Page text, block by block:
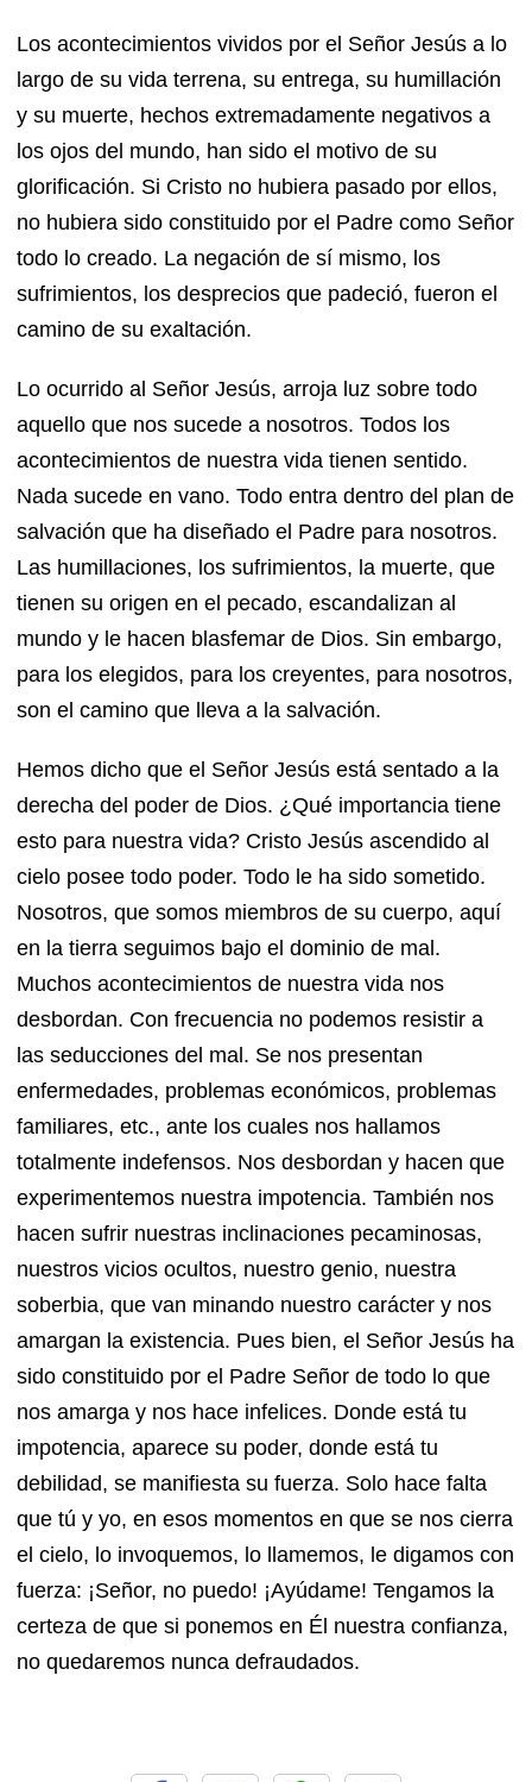
Los acontecimientos vividos por el Señor Jesús a lo
largo de su vida terrena, su entrega, su humillación
y su muerte, hechos extremadamente negativos a
los ojos del mundo, han sido el motivo de su
glorificación. Si Cristo no hubiera pasado por ellos,
no hubiera sido constituido por el Padre como Señor
todo lo creado. La negación de sí mismo, los
sufrimientos, los desprecios que padeció, fueron el
camino de su exaltación.
Lo ocurrido al Señor Jesús, arroja luz sobre todo
aquello que nos sucede a nosotros. Todos los
acontecimientos de nuestra vida tienen sentido.
Nada sucede en vano. Todo entra dentro del plan de
salvación que ha diseñado el Padre para nosotros.
Las humillaciones, los sufrimientos, la muerte, que
tienen su origen en el pecado, escandalizan al
mundo y le hacen blasfemar de Dios. Sin embargo,
para los elegidos, para los creyentes, para nosotros,
son el camino que lleva a la salvación.
Hemos dicho que el Señor Jesús está sentado a la
derecha del poder de Dios. ¿Qué importancia tiene
esto para nuestra vida? Cristo Jesús ascendido al
cielo posee todo poder. Todo le ha sido sometido.
Nosotros, que somos miembros de su cuerpo, aquí
en la tierra seguimos bajo el dominio de mal.
Muchos acontecimientos de nuestra vida nos
desbordan. Con frecuencia no podemos resistir a
las seducciones del mal. Se nos presentan
enfermedades, problemas económicos, problemas
familiares, etc., ante los cuales nos hallamos
totalmente indefensos. Nos desbordan y hacen que
experimentemos nuestra impotencia. También nos
hacen sufrir nuestras inclinaciones pecaminosas,
nuestros vicios ocultos, nuestro genio, nuestra
soberbia, que van minando nuestro carácter y nos
amargan la existencia. Pues bien, el Señor Jesús ha
sido constituido por el Padre Señor de todo lo que
nos amarga y nos hace infelices. Donde está tu
impotencia, aparece su poder, donde está tu
debilidad, se manifiesta su fuerza. Solo hace falta
que tú y yo, en esos momentos en que se nos cierra
el cielo, lo invoquemos, lo llamemos, le digamos con
fuerza: ¡Señor, no puedo! ¡Ayúdame! Tengamos la
certeza de que si ponemos en Él nuestra confianza,
no quedaremos nunca defraudados.